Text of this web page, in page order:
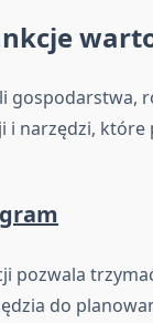
gospodarstwa,
i narzędzi,
pozwala
do